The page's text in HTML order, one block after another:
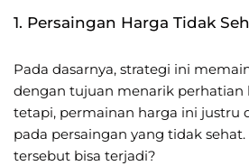
1. Persaingan Harga Tidak
Pada dasarnya, strategi ini
dengan tujuan menarik perhatian
tetapi, permainan harga ini justru
pada persaingan yang tidak
tersebut bisa terjadi?